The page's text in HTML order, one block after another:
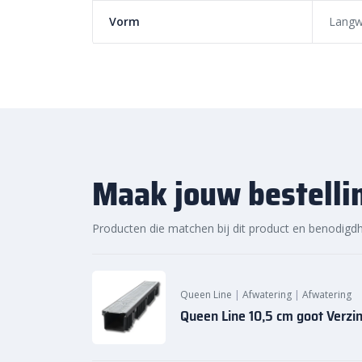
Sierbestratingsmarkt.com:
voor de beste prijs
Vorm
Maak jouw
Producten die matchen bij dit product en
Queen Line | Afwatering | Afwatering
Queen Line 10,5 cm goot